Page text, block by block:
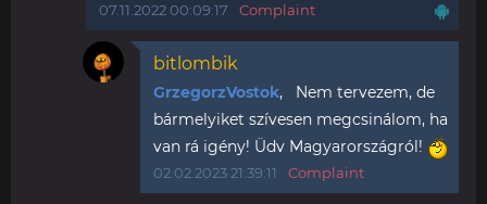
07.11.2022 00:09:17 Complaint
bitlombik
GrzegorzVostok, Nem tervezem, de
bármelyiket szívesen megcsinálom, ha
van rá igény! Üdv Magyarországról!
02.02.2023 21:39:11 Complaint